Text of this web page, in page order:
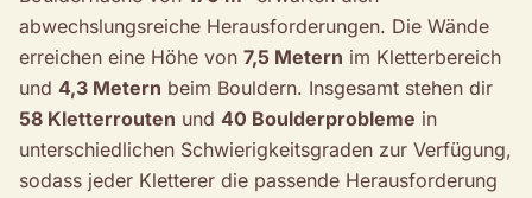
abwechslungsreiche Herausforderungen. Die Wände
erreichen eine Höhe von 7,5 Metern im Kletterbereich
und 4,3 Metern beim Bouldern. Insgesamt stehen dir
58 Kletterrouten und 40 Boulderprobleme in
unterschiedlichen Schwierigkeitsgraden zur Verfügung,
sodass jeder Kletterer die passende Herausforderung